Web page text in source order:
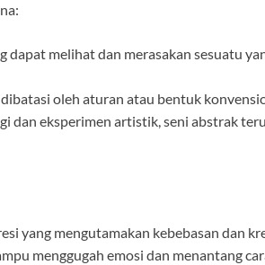
dapat melihat dan merasakan sesuatu
oleh aturan atau bentuk
dan eksperimen artistik, seni abstrak
yang mengutamakan kebebasan dan
menggugah emosi dan menantang